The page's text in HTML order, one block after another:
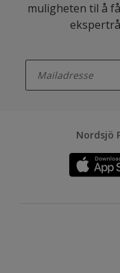
muligheten til å
Nordsjö